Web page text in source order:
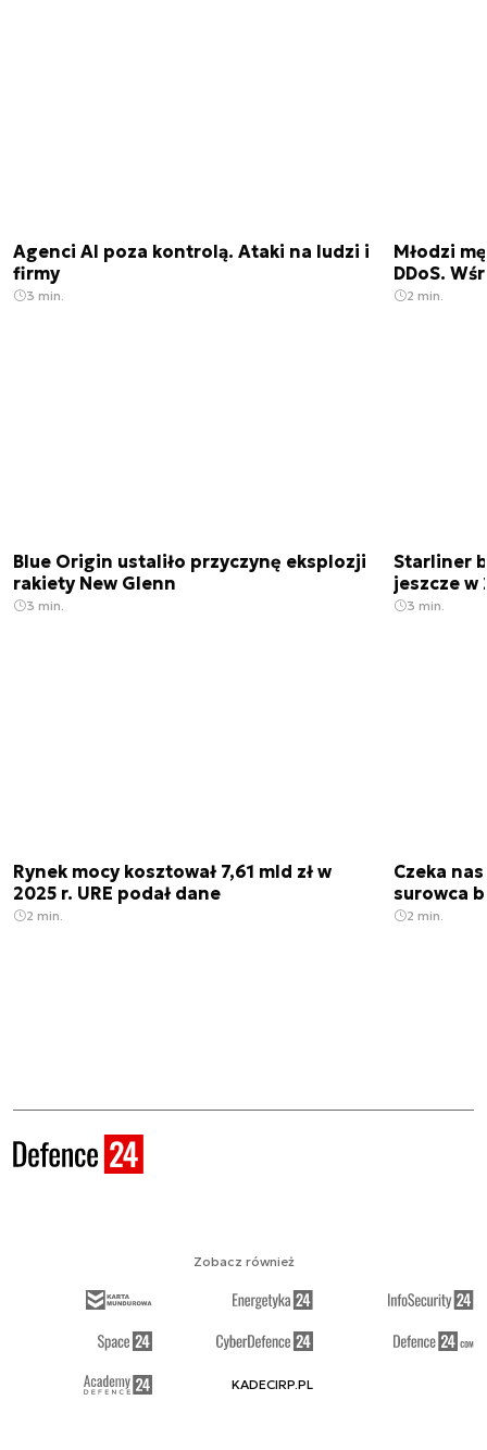
Agenci AI poza kontrolą. Ataki na ludzi i
firmy
3 min.
Młodzi
DDoS.
2 min.
Blue Origin ustaliło przyczynę eksplozji
rakiety New Glenn
3 min.
Starliner
jeszcze w
3 min.
Rynek mocy kosztował 7,61 mld zł w
2025 r. URE podał dane
2 min.
Czeka
surowca
2 min.
Zobacz również
KADECIRP.PL